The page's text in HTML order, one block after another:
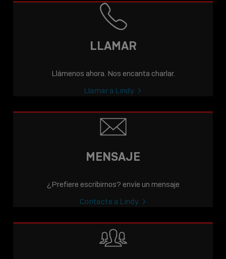
LLAMAR
Llámenos ahora. Nos encanta charlar.
Llamar a Lindy
MENSAJE
¿Prefiere escribirnos? envíe un mensaje
Contacte a Lindy